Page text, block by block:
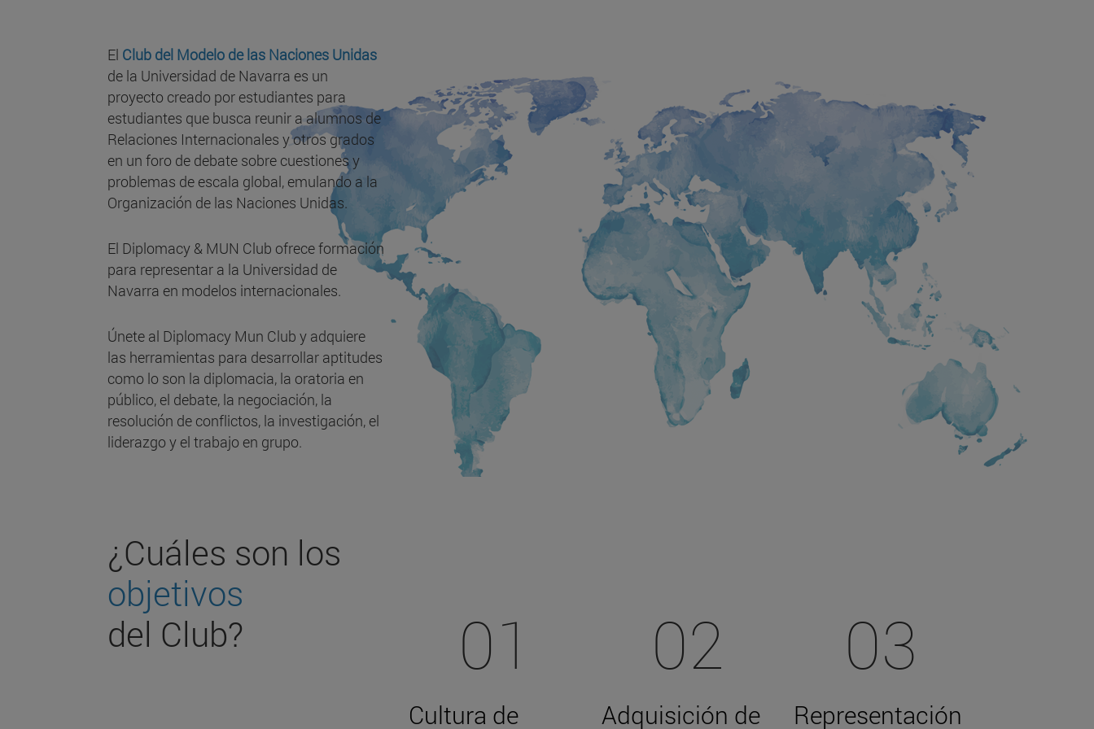
El Club del Modelo de las Naciones Unidas
de la Universidad de Navarra es un
proyecto creado por estudiantes para
estudiantes que busca reunir a alumnos de
Relaciones Internacionales y otros grados
en un foro de debate sobre cuestiones y
problemas de escala global, emulando a la
Organización de las Naciones Unidas.
El Diplomacy & MUN Club ofrece formación
para representar a la Universidad de
Navarra en modelos internacionales.
Únete al Diplomacy Mun Club y adquiere
las herramientas para desarrollar aptitudes
como lo son la diplomacia, la oratoria en
público, el debate, la negociación, la
resolución de conflictos, la investigación, el
liderazgo y el trabajo en grupo.
¿Cuáles son los
objetivos
del Club?
01
Cultura de
02
Adquisición de
03
Representación